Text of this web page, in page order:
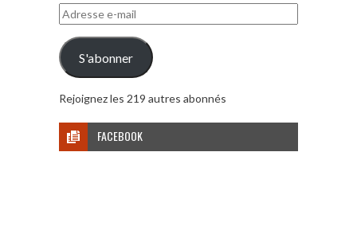
Adresse
e-
mail
S'abonner
Rejoignez les 219 autres abonnés
FACEBOOK